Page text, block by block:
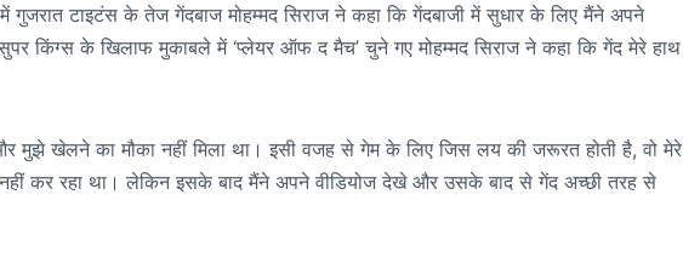
गुजरात टाइटंस के तेज गेंदबाज मोहम्मद सिराज ने कहा कि गेंदबाजी में सुधार के लिए मैंने अपने
किंग्स के खिलाफ मुकाबले में ‘प्लेयर ऑफ द मैच’ चुने गए मोहम्मद सिराज ने कहा कि गेंद मेरे हाथ
और मुझे खेलने का मौका नहीं मिला था। इसी वजह से गेम के लिए जिस लय की जरूरत होती है, वो मेरे
कर रहा था। लेकिन इसके बाद मैंने अपने वीडियोज देखे और उसके बाद से गेंद अच्छी तरह से